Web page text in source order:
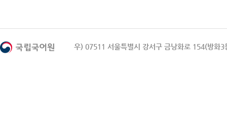
우) 07511 서울특별시 강서구 금낭화로 154(방화3